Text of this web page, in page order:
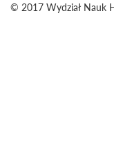
© 2017 Wydział Nauk